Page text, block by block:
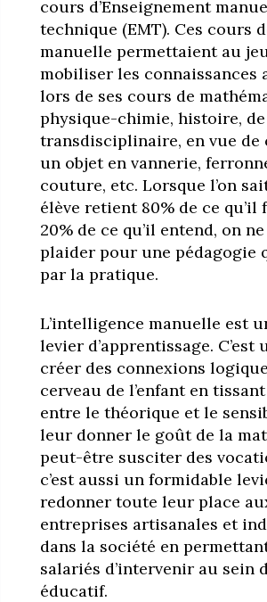
cours d’Enseignement
technique (EMT). Ces cours
manuelle permettaient au
mobiliser les connaissances
lors de ses cours de
physique-chimie, histoire,
transdisciplinaire, en vue de
un objet en vannerie,
couture, etc. Lorsque l’on
élève retient 80% de ce qu’il
20% de ce qu’il entend, on
plaider pour une pédagogie
par la pratique.
L’intelligence manuelle est
levier d’apprentissage. C’est
créer des connexions
cerveau de l’enfant en
entre le théorique et le
leur donner le goût de la
peut-être susciter des
c’est aussi un formidable
redonner toute leur place
entreprises artisanales et
dans la société en
salariés d’intervenir au sein
éducatif.